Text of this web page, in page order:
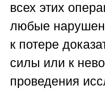
всех этих
любые
к потере
силы или к
проведения